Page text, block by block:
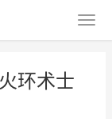
环术士